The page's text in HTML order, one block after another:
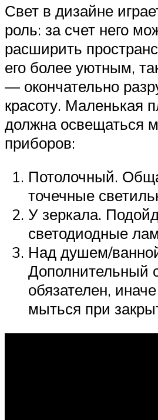
Свет в дизайне
роль: за счет него
расширить
его более уютным,
— окончательно
красоту. Маленькая
должна освещаться
приборов:
Потолочный.
точечные
У зеркала.
светодиодные
Над душем/
Дополнительный
обязателен,
мыться при